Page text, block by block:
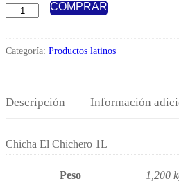
Chicha
Chichero
cantidad
COMPRAR
Categoría: Productos latinos
Descripción Información
Chicha El Chichero 1L
Peso 1,200